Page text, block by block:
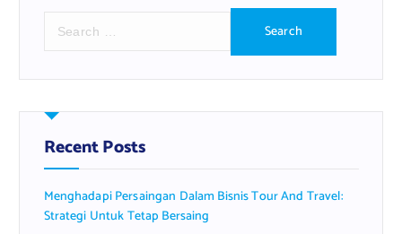
r
h
f
o
:
Recent Posts
Menghadapi Persaingan Dalam Bisnis Tour And Travel:
Strategi Untuk Tetap Bersaing